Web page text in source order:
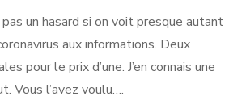
pas un hasard si on voit presque autant
aux informations. Deux
pour le prix d’une. J’en connais une
Vous l’avez voulu….